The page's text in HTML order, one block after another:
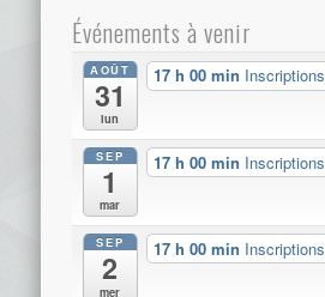
Événements à venir
AOÛT
31
lun
17 h 00 min Inscriptions
SEP
1
mar
17 h 00 min Inscriptions
SEP
2
mer
17 h 00 min Inscriptions